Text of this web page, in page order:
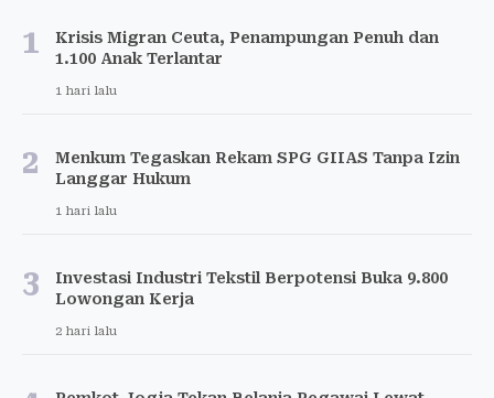
1
Krisis Migran Ceuta, Penampungan Penuh dan
1.100 Anak Terlantar
1 hari lalu
2
Menkum Tegaskan Rekam SPG GIIAS Tanpa Izin
Langgar Hukum
1 hari lalu
3
Investasi Industri Tekstil Berpotensi Buka 9.800
Lowongan Kerja
2 hari lalu